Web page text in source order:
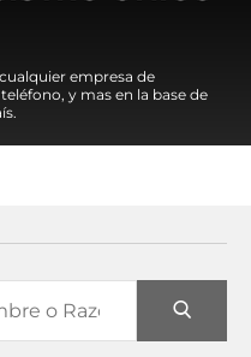
empresa de
y mas en la base de